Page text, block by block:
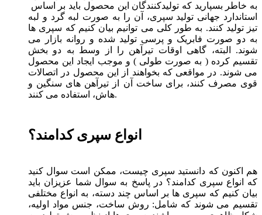
استاندارد جهانی تولید سپری، آن را به صورت لبه گرد و لبه
تیز تولید کنند. به طور کلی می توانیم بیان کنیم که سپری ها
به دو صورت فابریک و پرسی تولید شده و روانه بازار می
شوند. البته، گاهی اوقات تیرآهن را از وسط به دو بخش
تقسیم کرده ( به صورت طولی ) و موجب ایجاد این محصول
می شوند. در مواقعی که بخواهند از این محصول در اتصالات
قوی مصرف کنند، برای ساخت آن از تیرآهن ‌های سنگین و
هاش، استفاده می کنند.
انواع سپری کدامند؟
هم اکنون که دانستید سپری چیست، ممکن است سوال کنید
که انواع سپری کدامند؟ در پاسخ به سوال شما عزیزان باید
بیان کنیم که سپری ها بر اساس چند دسته، به انواع مختلفی
تقسیم می شوند که شامل: روش ساخت، جنس مواد اولیه،